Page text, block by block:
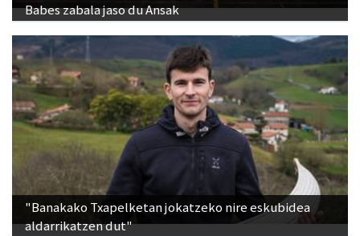
Babes zabala jaso du Ansak
"Banakako Txapelketan jokatzeko nire eskubidea
aldarrikatzen dut"